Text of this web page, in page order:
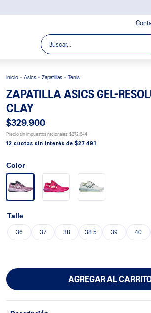
Buscar...
Asics Zapatillas Tenis
ZAPATILLA ASICS GEL-
CLAY
$329.900
Precio sin impuestos nacionales: $272.644
12 cuotas sin interés de $27.491
Color
Talle
36 37 38 39 40
38.5
AGREGAR AL CARRITO